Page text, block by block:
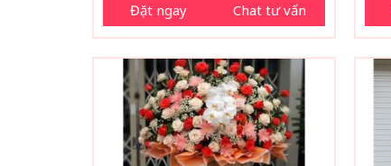
Đặt ngay
Chat tư vấn